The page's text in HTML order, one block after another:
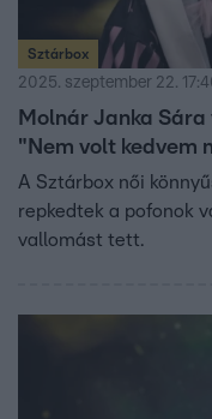
Sztárbox
2025. szeptember 22.
Molnár Janka
"Nem volt kedvem
A Sztárbox női
repkedtek a pofonok
vallomást tett.